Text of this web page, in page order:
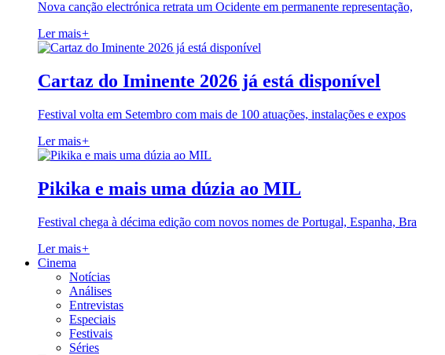
Nova canção electrónica retrata um Ocidente em permanente representação,
Ler mais+
Cartaz do Iminente 2026 já está disponível
Festival volta em Setembro com mais de 100 atuações, instalações e expos
Ler mais+
Pikika e mais uma dúzia ao MIL
Festival chega à décima edição com novos nomes de Portugal, Espanha, Bra
Ler mais+
Cinema
Notícias
Análises
Entrevistas
Especiais
Festivais
Séries